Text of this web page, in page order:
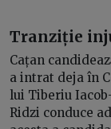
Tranziție
Cațan
a intrat deja în
lui Tiberiu
Ridzi conduce